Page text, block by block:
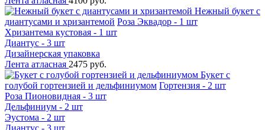
Нежный букет с
диантусами и хризантемой Роза Эквадор - 1 шт
Хризантема кустовая - 1 шт
Диантус - 3 шт
Дизайнерская упаковка
Лента атласная 2475 руб.
Букет с
голубой гортензией и дельфиниумом Гортензия - 2 шт
Роза Пионовидная - 3 шт
Дельфиниум - 2 шт
Эустома - 2 шт
Диантус - 3 шт